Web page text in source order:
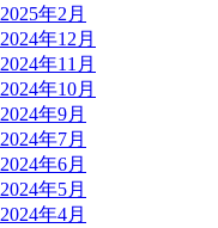
2025年2月
2024年12月
2024年11月
2024年10月
2024年9月
2024年7月
2024年6月
2024年5月
2024年4月